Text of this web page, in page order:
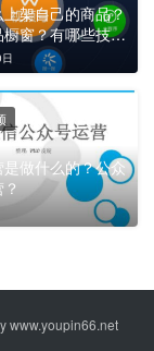
架自己的商品？
窗？有哪些技巧
做什么的？公众
www.youpin66.net